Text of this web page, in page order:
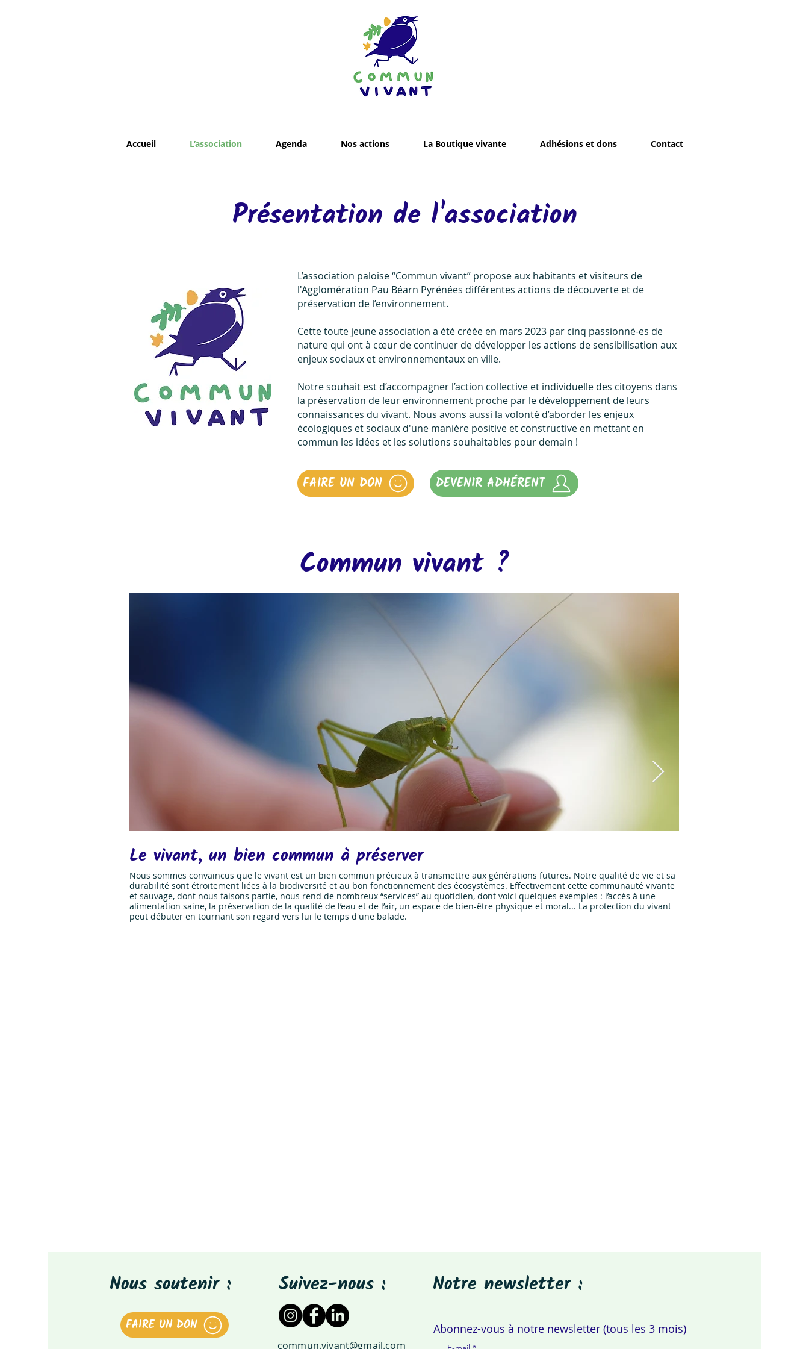
Accueil L’association Agenda Nos actions La Boutique vivante Adhésions et dons Contact
Présentation de l'association
L’association paloise “Commun vivant” propose aux habitants et visiteurs de
l'Agglomération Pau Béarn Pyrénées différentes actions de découverte et de
préservation de l’environnement.
Cette toute jeune association a été créée en mars 2023 par cinq passionné-es de
nature qui ont à cœur de continuer de développer les actions de sensibilisation aux
enjeux sociaux et environnementaux en ville.
Notre souhait est d’accompagner l’action collective et individuelle des citoyens dans
la préservation de leur environnement proche par le développement de leurs
connaissances du vivant. Nous avons aussi la volonté d’aborder les enjeux
écologiques et sociaux d'une manière positive et constructive en mettant en
commun les idées et les solutions souhaitables pour demain !
FAIRE UN DON DEVENIR ADHÉRENT
Commun vivant ?
Le vivant, un bien commun à préserver
Nous sommes convaincus que le vivant est un bien commun précieux à transmettre aux générations futures. Notre qualité de vie et sa
durabilité sont étroitement liées à la biodiversité et au bon fonctionnement des écosystèmes. Effectivement cette communauté vivante
et sauvage, dont nous faisons partie, nous rend de nombreux “services” au quotidien, dont voici quelques exemples : l’accès à une
alimentation saine, la préservation de la qualité de l’eau et de l’air, un espace de bien-être physique et moral... La protection du vivant
peut débuter en tournant son regard vers lui le temps d'une balade.
Nous soutenir : Suivez-nous : Notre newsletter :
FAIRE UN DON
commun.vivant@gmail.com
Abonnez-vous à notre newsletter (tous les 3 mois)